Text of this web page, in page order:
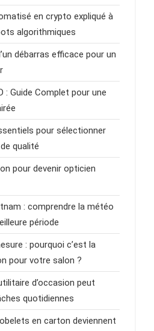
en crypto expliqué à
algorithmiques
débarras efficace pour un
: Guide Complet pour une
pour sélectionner
qualité
pour devenir opticien
: comprendre la météo
période
: pourquoi c’est la
pour votre salon ?
d’occasion peut
quotidiennes
en carton deviennent